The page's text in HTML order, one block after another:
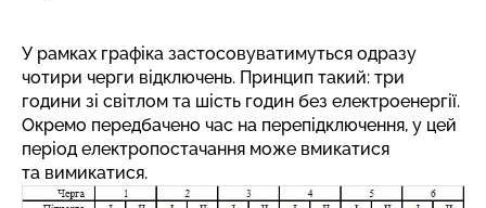
У рамках графіка застосовуватимуться одразу
чотири черги відключень. Принцип такий: три
години зі світлом та шість годин без електроенергії.
Окремо передбачено час на перепідключення, у цей
період електропостачання може вмикатися
та вимикатися.